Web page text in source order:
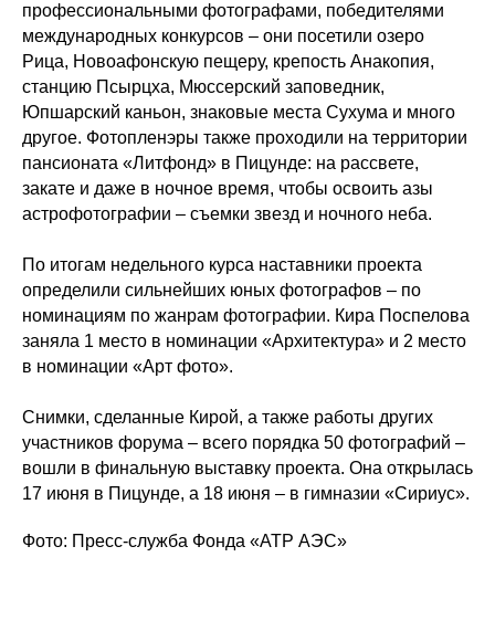
профессиональными фотографами, победителями
международных конкурсов – они посетили озеро
Рица, Новоафонскую пещеру, крепость Анакопия,
станцию Псырцха, Мюссерский заповедник,
Юпшарский каньон, знаковые места Сухума и много
другое. Фотопленэры также проходили на территории
пансионата «Литфонд» в Пицунде: на рассвете,
закате и даже в ночное время, чтобы освоить азы
астрофотографии – съемки звезд и ночного неба.
По итогам недельного курса наставники проекта
определили сильнейших юных фотографов – по
номинациям по жанрам фотографии. Кира Поспелова
заняла 1 место в номинации «Архитектура» и 2 место
в номинации «Арт фото».
Снимки, сделанные Кирой, а также работы других
участников форума – всего порядка 50 фотографий –
вошли в финальную выставку проекта. Она открылась
17 июня в Пицунде, а 18 июня – в гимназии «Сириус».
Фото: Пресс-служба Фонда «АТР АЭС»